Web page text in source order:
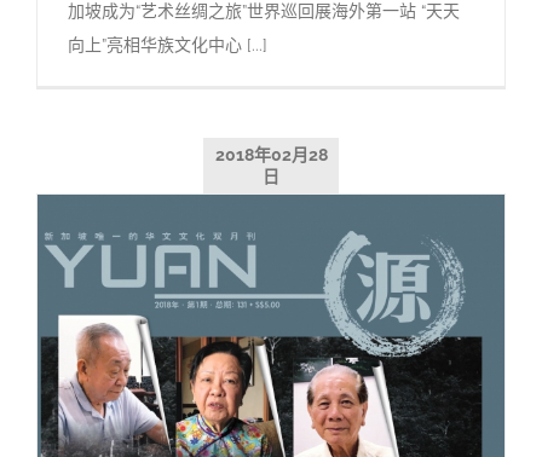
加坡成为“艺术丝绸之旅”世界巡回展海外第一站 “天天
向上”亮相华族文化中心 [...]
2018年02月28
日